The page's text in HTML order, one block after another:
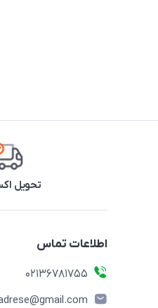
تحویل
اطلاعات تماس
02136781755